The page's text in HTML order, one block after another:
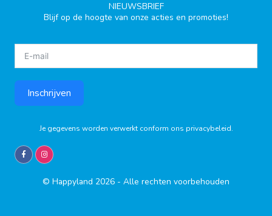
NIEUWSBRIEF
Blijf op de hoogte van onze acties en promoties!
Inschrijven
Je gegevens worden verwerkt conform ons privacybeleid.
© Happyland 2026 - Alle rechten voorbehouden